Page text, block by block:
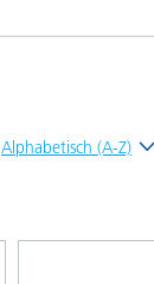
Alphabetisch (A-Z)